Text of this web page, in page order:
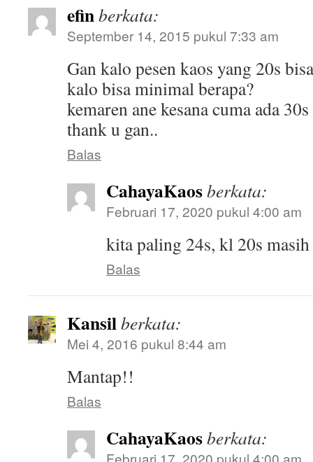
efinberkata:
September 14, 2015 pukul 7:33 am
Gan kalo pesen kaos yang 20s
kalo bisa minimal berapa?
kemaren ane kesana cuma ada 30s
thank u gan..
Balas
CahayaKaosberkata:
Februari 17, 2020 pukul 4:00 am
kita paling 24s, kl 20s
Balas
Kansilberkata:
Mei 4, 2016 pukul 8:44 am
Mantap!!
Balas
CahayaKaosberkata:
Februari 17, 2020 pukul 4:00 am